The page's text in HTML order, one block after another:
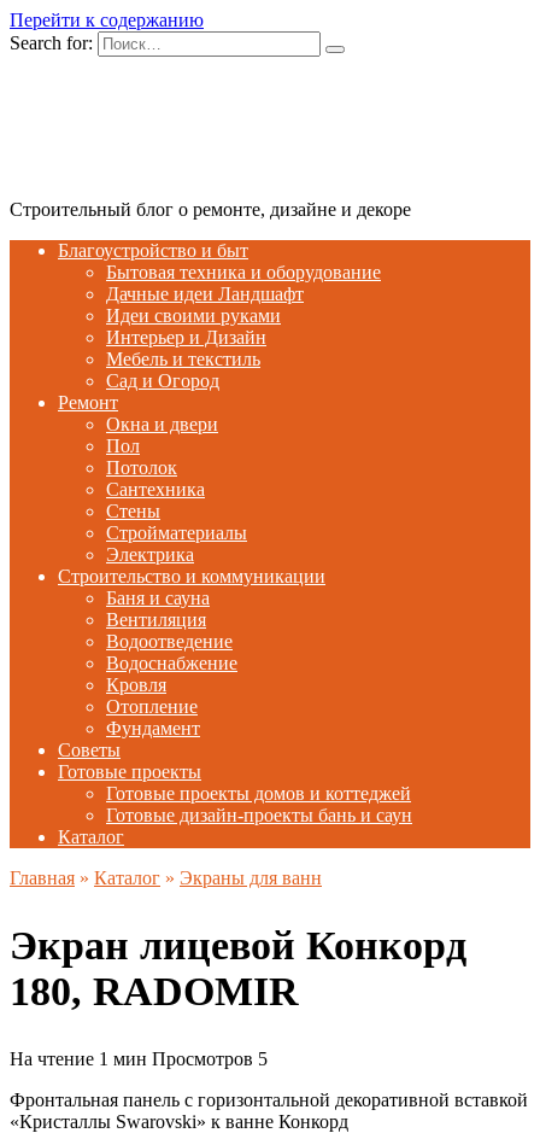
Перейти к содержанию
Search for:
Строительный блог о ремонте, дизайне и декоре
Благоустройство и быт
Бытовая техника и оборудование
Дачные идеи Ландшафт
Идеи своими руками
Интерьер и Дизайн
Мебель и текстиль
Сад и Огород
Ремонт
Окна и двери
Пол
Потолок
Сантехника
Стены
Стройматериалы
Электрика
Строительство и коммуникации
Баня и сауна
Вентиляция
Водоотведение
Водоснабжение
Кровля
Отопление
Фундамент
Советы
Готовые проекты
Готовые проекты домов и коттеджей
Готовые дизайн-проекты бань и саун
Каталог
Главная » Каталог » Экраны для ванн
Экран лицевой Конкорд
180, RADOMIR
На чтение 1 мин Просмотров 5
Фронтальная панель с горизонтальной декоративной вставкой
«Кристаллы Swarovski» к ванне Конкорд